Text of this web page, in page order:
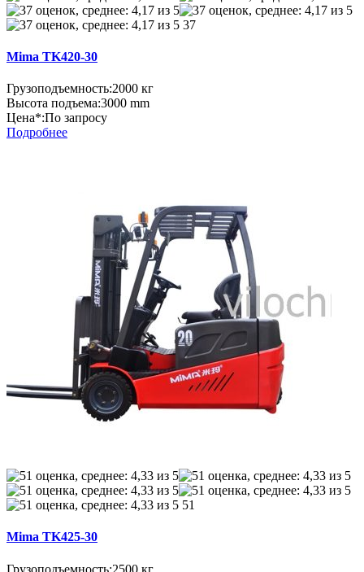
37
Mima TK420-30
Грузоподъемность:2000 кг
Высота подъема:3000 mm
Цена*:По запросу
Подробнее
51
Mima TK425-30
Грузоподъемность:2500 кг